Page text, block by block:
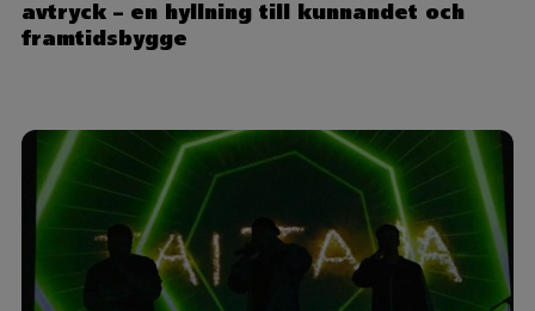
avtryck – en hyllning till kunnandet och
framtidsbygge